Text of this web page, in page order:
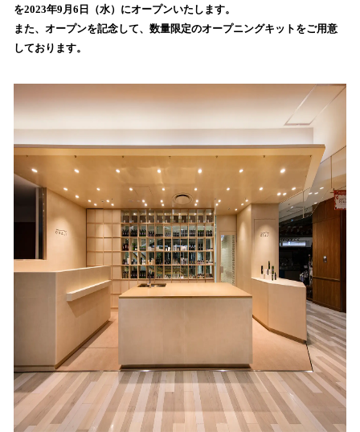
込
み
で
す
を2023年9月6日（水）にオープンいたします。
また、オープンを記念して、数量限定のオープニングキットをご用意
しております。